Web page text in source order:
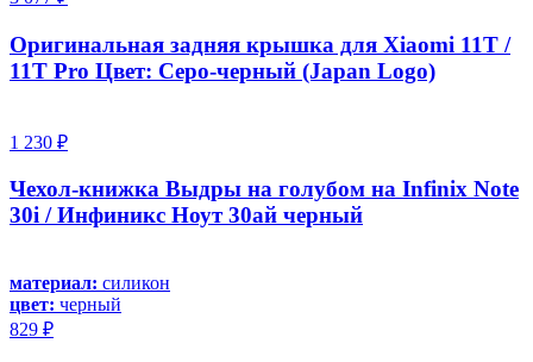
Oригинальная задняя крышка для Xiaomi 11T /
11T Pro Цвет: Серо-черный (Japan Logo)
1 230 ₽
Чехол-книжка Выдры на голубом на Infinix Note
30i / Инфиникс Ноут 30ай черный
материал: силикон
цвет: черный
829 ₽